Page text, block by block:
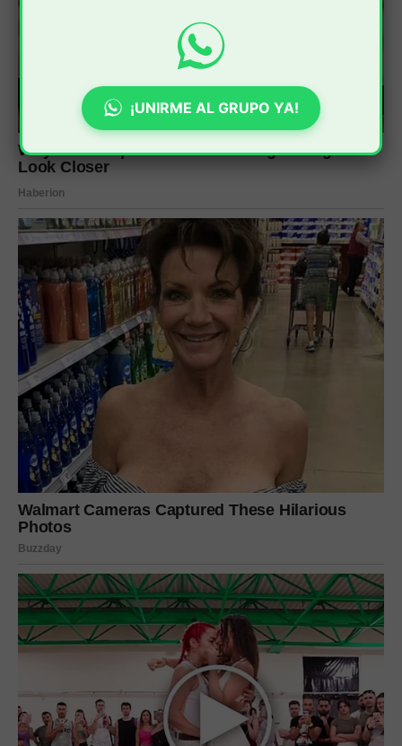
¡UNIRME AL GRUPO YA!